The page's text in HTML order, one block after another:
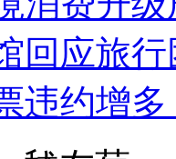
回应旅
违约增多